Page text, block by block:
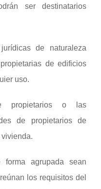
ser destinatarios
de naturaleza
de edificios
uso.
propietarios o las
de propietarios de
agrupada sean
los requisitos del